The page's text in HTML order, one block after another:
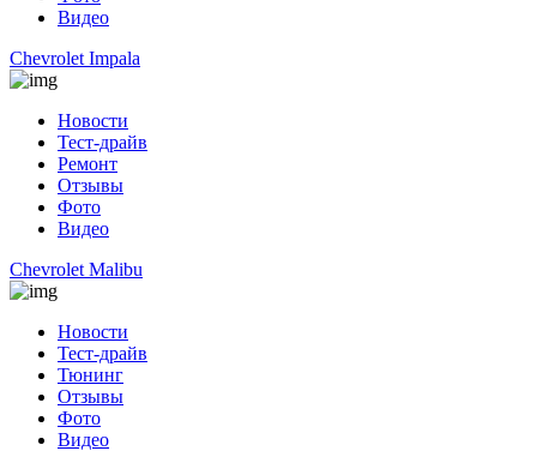
Видео
Chevrolet Impala
Новости
Тест-драйв
Ремонт
Отзывы
Фото
Видео
Chevrolet Malibu
Новости
Тест-драйв
Тюнинг
Отзывы
Фото
Видео